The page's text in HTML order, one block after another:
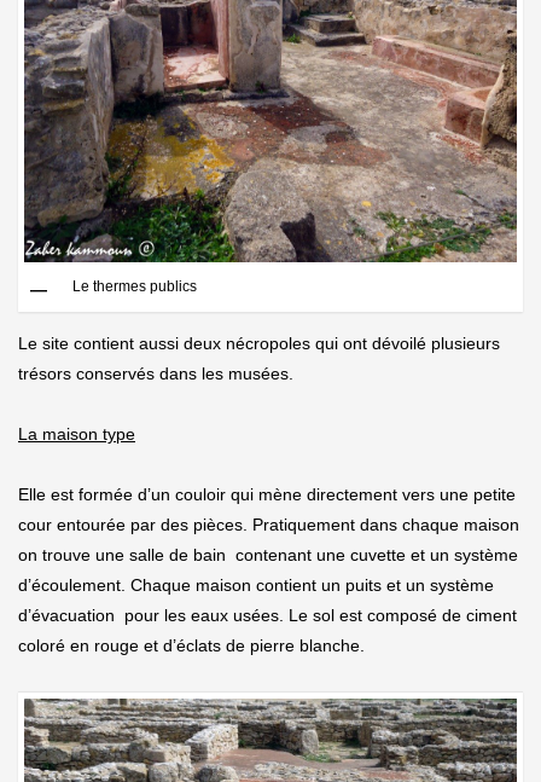
Le thermes publics
Le site contient aussi deux nécropoles qui ont dévoilé plusieurs
trésors conservés dans les musées.
La maison type
Elle est formée d’un couloir qui mène directement vers une petite
cour entourée par des pièces. Pratiquement dans chaque maison
on trouve une salle de bain contenant une cuvette et un système
d’écoulement. Chaque maison contient un puits et un système
d’évacuation pour les eaux usées. Le sol est composé de ciment
coloré en rouge et d’éclats de pierre blanche.